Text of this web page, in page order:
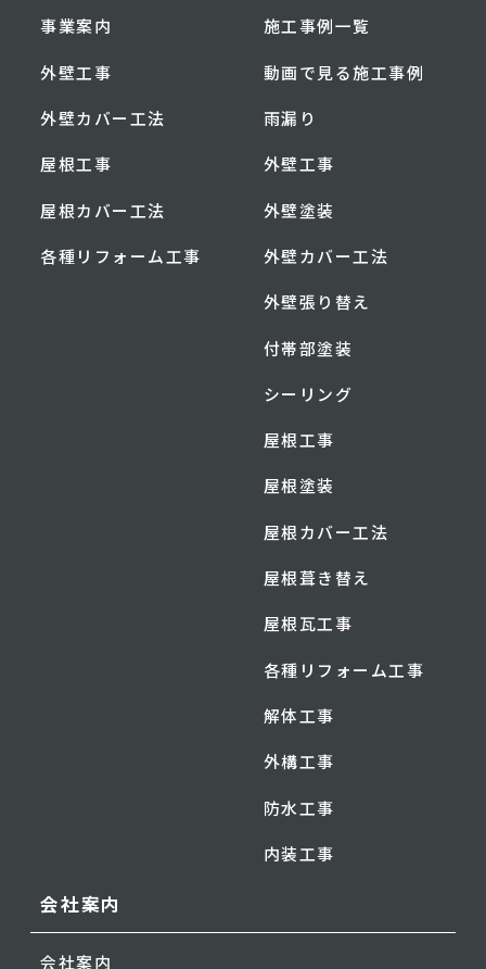
事業案内
外壁工事
外壁カバー工法
屋根工事
屋根カバー工法
各種リフォーム工事
施工事例一覧
動画で見る施工事例
雨漏り
外壁工事
外壁塗装
外壁カバー工法
外壁張り替え
付帯部塗装
シーリング
屋根工事
屋根塗装
屋根カバー工法
屋根葺き替え
屋根瓦工事
各種リフォーム工事
解体工事
外構工事
防水工事
内装工事
会社案内
会社案内